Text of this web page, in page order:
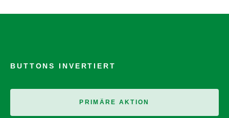
BUTTONS INVERTIERT
PRIMÄRE AKTION